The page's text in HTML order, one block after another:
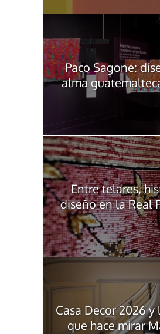
Paco Sagone:
alma
Entre telares,
diseño en la Real
Casa Decor 2026 y
que hace mirar